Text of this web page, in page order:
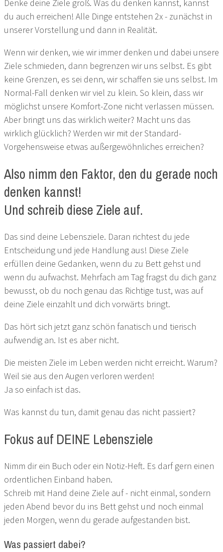
Denke deine Ziele groß. Was du denken kannst, kannst
du auch erreichen! Alle Dinge entstehen 2x - zunächst in
unserer Vorstellung und dann in Realität.
Wenn wir denken, wie wir immer denken und dabei unsere
Ziele schmieden, dann begrenzen wir uns selbst. Es gibt
keine Grenzen, es sei denn, wir schaffen sie uns selbst. Im
Normal-Fall denken wir viel zu klein. So klein, dass wir
möglichst unsere Komfort-Zone nicht verlassen müssen.
Aber bringt uns das wirklich weiter? Macht uns das
wirklich glücklich? Werden wir mit der Standard-
Vorgehensweise etwas außergewöhnliches erreichen?
Also nimm den Faktor, den du gerade noch
denken kannst!
Und schreib diese Ziele auf.
Das sind deine Lebensziele. Daran richtest du jede
Entscheidung und jede Handlung aus! Diese Ziele
erfüllen deine Gedanken, wenn du zu Bett gehst und
wenn du aufwachst. Mehrfach am Tag fragst du dich ganz
bewusst, ob du noch genau das Richtige tust, was auf
deine Ziele einzahlt und dich vorwärts bringt.
Das hört sich jetzt ganz schön fanatisch und tierisch
aufwendig an. Ist es aber nicht.
Die meisten Ziele im Leben werden nicht erreicht. Warum?
Weil sie aus den Augen verloren werden!
Ja so einfach ist das.
Was kannst du tun, damit genau das nicht passiert?
Fokus auf DEINE Lebensziele
Nimm dir ein Buch oder ein Notiz-Heft. Es darf gern einen
ordentlichen Einband haben.
Schreib mit Hand deine Ziele auf - nicht einmal, sondern
jeden Abend bevor du ins Bett gehst und noch einmal
jeden Morgen, wenn du gerade aufgestanden bist.
Was passiert dabei?